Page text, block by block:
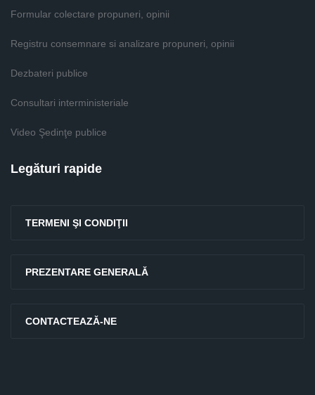
Formular colectare propuneri, opinii
Registru consemnare si analizare propuneri, opinii
Dezbateri publice
Consultari interministeriale
Video Şedinţe publice
Legături rapide
TERMENI ŞI CONDIŢII
PREZENTARE GENERALĂ
CONTACTEAZĂ-NE